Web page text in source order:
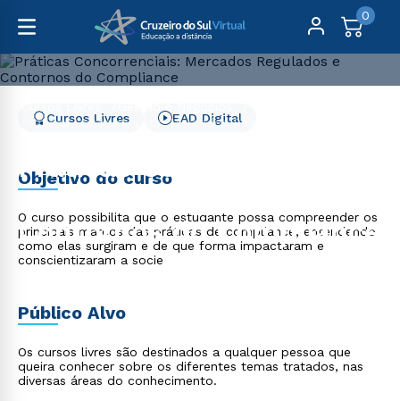
0
Práticas Concorrenciais: Mercados Regulados e Contornos
Práticas Concorrenciais:
Mercados Regulados e
Contornos do Compliance
Cursos Livres EAD Digital
Objetivo do curso
O curso possibilita que o estudante possa compreender os
principais marcos das práticas de compliance, entendendo
como elas surgiram e de que forma impactaram e
conscientizaram a socie
Público Alvo
Os cursos livres são destinados a qualquer pessoa que
queira conhecer sobre os diferentes temas tratados, nas
diversas áreas do conhecimento.